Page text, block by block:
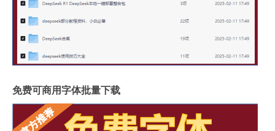
免费可商用字体批量下载